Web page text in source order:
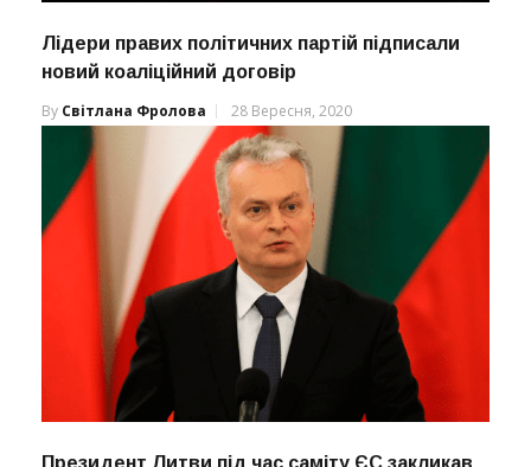
Лідери правих політичних партій підписали
новий коаліційний договір
By Світлана Фролова 28 Вересня, 2020